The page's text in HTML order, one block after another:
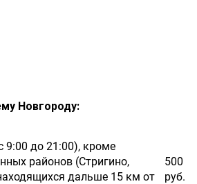
Новгороду:
9:00 до 21:00), кроме
районов (Стригино,
дальше 15 км от
500
руб.